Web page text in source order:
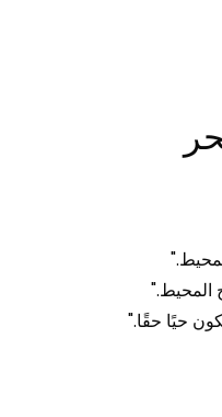
المحيط."
حيًا حقًا."